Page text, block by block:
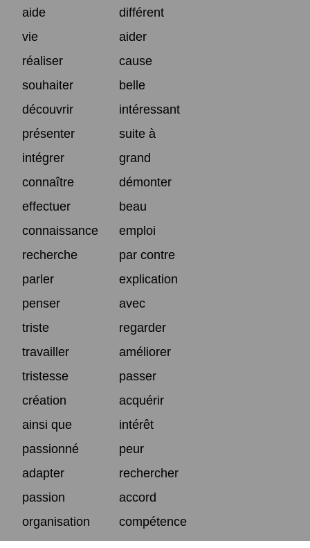
aide
différent
vie
aider
réaliser
cause
souhaiter
belle
découvrir
intéressant
présenter
suite à
intégrer
grand
connaître
démonter
effectuer
beau
connaissance
emploi
recherche
par contre
parler
explication
penser
avec
triste
regarder
travailler
améliorer
tristesse
passer
création
acquérir
ainsi que
intérêt
passionné
peur
adapter
rechercher
passion
accord
organisation
compétence